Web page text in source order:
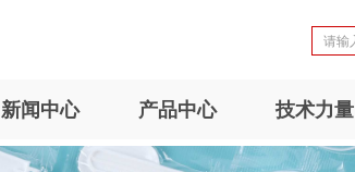
新闻中心 产品中心 技术力量